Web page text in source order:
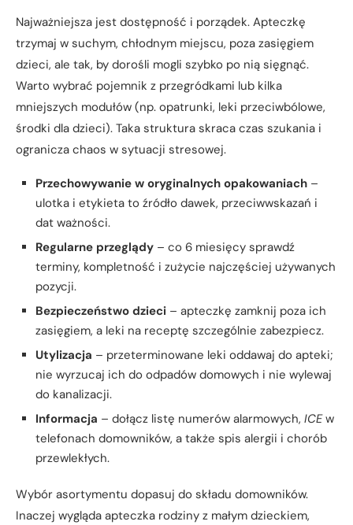
Najważniejsza jest dostępność i porządek. Apteczkę
trzymaj w suchym, chłodnym miejscu, poza zasięgiem
dzieci, ale tak, by dorośli mogli szybko po nią sięgnąć.
Warto wybrać pojemnik z przegródkami lub kilka
mniejszych modułów (np. opatrunki, leki przeciwbólowe,
środki dla dzieci). Taka struktura skraca czas szukania i
ogranicza chaos w sytuacji stresowej.
Przechowywanie w oryginalnych opakowaniach –
ulotka i etykieta to źródło dawek, przeciwwskazań i
dat ważności.
Regularne przeglądy – co 6 miesięcy sprawdź
terminy, kompletność i zużycie najczęściej używanych
pozycji.
Bezpieczeństwo dzieci – apteczkę zamknij poza ich
zasięgiem, a leki na receptę szczególnie zabezpiecz.
Utylizacja – przeterminowane leki oddawaj do apteki;
nie wyrzucaj ich do odpadów domowych i nie wylewaj
do kanalizacji.
Informacja – dołącz listę numerów alarmowych, ICEw
telefonach domowników, a także spis alergii i chorób
przewlekłych.
Wybór asortymentu dopasuj do składu domowników.
Inaczej wygląda apteczka rodziny z małym dzieckiem,